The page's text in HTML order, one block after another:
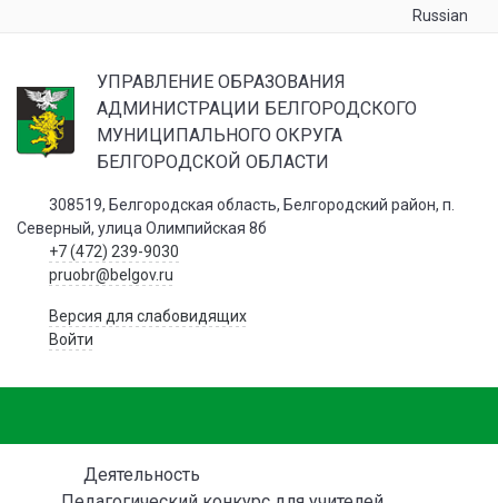
Russian
УПРАВЛЕНИЕ ОБРАЗОВАНИЯ
АДМИНИСТРАЦИИ БЕЛГОРОДСКОГО
МУНИЦИПАЛЬНОГО ОКРУГА
БЕЛГОРОДСКОЙ ОБЛАСТИ
308519, Белгородская область, Белгородский район, п.
Северный, улица Олимпийская 8б
+7 (472) 239-9030
pruobr@belgov.ru
Версия для слабовидящих
Войти
Деятельность